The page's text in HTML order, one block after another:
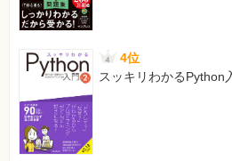
4位
スッキリわかるPython